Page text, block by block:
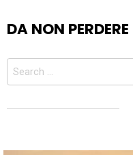
DA NON PERDERE
Search